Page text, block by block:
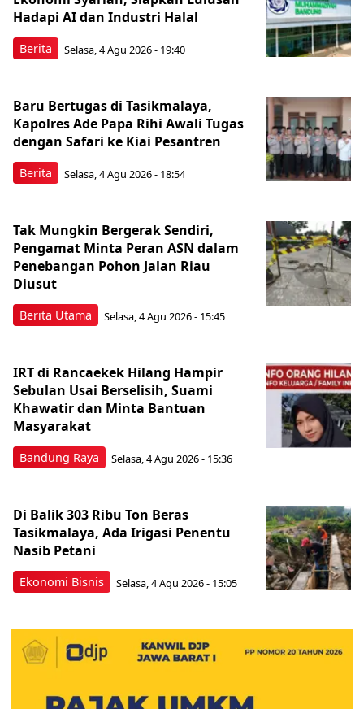
Berita
Hadapi AI dan Industri Halal
Selasa, 4 Agu 2026 - 19:40
Berita
Baru Bertugas di Tasikmalaya,
Kapolres Ade Papa Rihi Awali Tugas
dengan Safari ke Kiai Pesantren
Selasa, 4 Agu 2026 - 18:54
Berita Utama
Tak Mungkin Bergerak Sendiri,
Pengamat Minta Peran ASN dalam
Penebangan Pohon Jalan Riau
Diusut
Selasa, 4 Agu 2026 - 15:45
Bandung Raya
IRT di Rancaekek Hilang Hampir
Sebulan Usai Berselisih, Suami
Khawatir dan Minta Bantuan
Masyarakat
Selasa, 4 Agu 2026 - 15:36
Ekonomi Bisnis
Di Balik 303 Ribu Ton Beras
Tasikmalaya, Ada Irigasi Penentu
Nasib Petani
Selasa, 4 Agu 2026 - 15:05